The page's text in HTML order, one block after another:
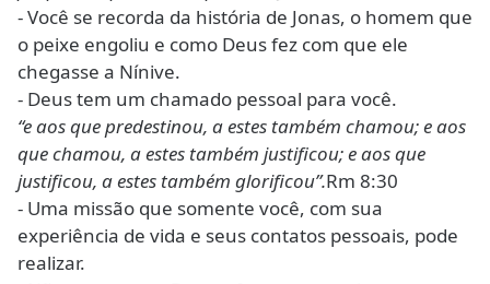
- Você se recorda da história de Jonas, o homem que
o peixe engoliu e como Deus fez com que ele
chegasse a Nínive.
- Deus tem um chamado pessoal para você.
“e aos que predestinou, a estes também chamou; e aos
que chamou, a estes também justificou; e aos que
justificou, a estes também glorificou”.Rm 8:30
- Uma missão que somente você, com sua
experiência de vida e seus contatos pessoais, pode
realizar.